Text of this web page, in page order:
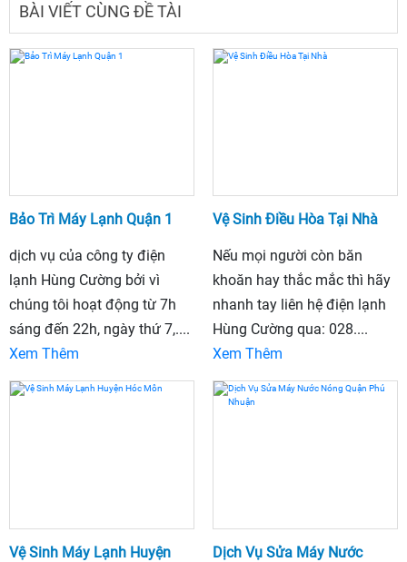
BÀI VIẾT CÙNG ĐỀ TÀI
Bảo Trì Máy Lạnh Quận 1
dịch vụ của công ty điện
lạnh Hùng Cường bởi vì
chúng tôi hoạt động từ 7h
sáng đến 22h, ngày thứ 7,....
Xem Thêm
Vệ Sinh Điều Hòa Tại Nhà
Nếu mọi người còn băn
khoăn hay thắc mắc thì hãy
nhanh tay liên hệ điện lạnh
Hùng Cường qua: 028....
Xem Thêm
Vệ Sinh Máy Lạnh Huyện
Dịch Vụ Sửa Máy Nước